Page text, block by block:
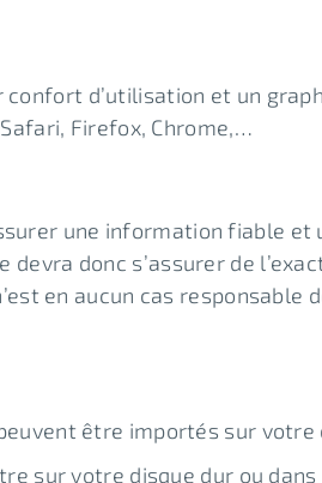
d’utilisation et un
Firefox, Chrome,…
une information fiable et
donc s’assurer de
en aucun cas
être importés sur votre
sur votre disque dur ou